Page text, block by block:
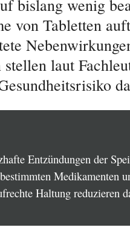
bislang wenig
von Tabletten
laut
Entzündungen der
Medikamenten
Haltung reduzieren